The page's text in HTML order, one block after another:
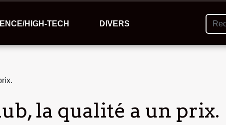
HIGH-TECH DIVERS
la qualité a un prix.